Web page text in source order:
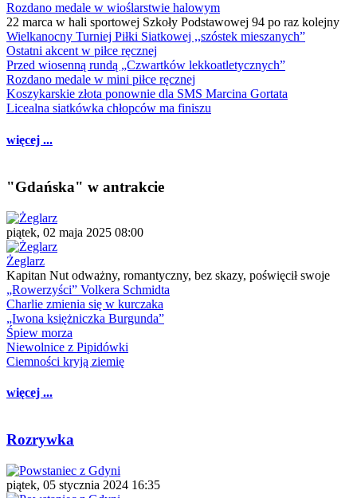
Rozdano medale w wioślarstwie halowym
22 marca w hali sportowej Szkoły Podstawowej 94 po raz kolejny
Wielkanocny Turniej Piłki Siatkowej ,,szóstek mieszanych”
Ostatni akcent w piłce ręcznej
Przed wiosenną rundą „Czwartków lekkoatletycznych”
Rozdano medale w mini piłce ręcznej
Koszykarskie złota ponownie dla SMS Marcina Gortata
Licealna siatkówka chłopców ma finiszu
więcej ...
"Gdańska" w antrakcie
piątek, 02 maja 2025 08:00
Żeglarz
Kapitan Nut odważny, romantyczny, bez skazy, poświęcił swoje
„Rowerzyści” Volkera Schmidta
Charlie zmienia się w kurczaka
„Iwona księżniczka Burgunda”
Śpiew morza
Niewolnice z Pipidówki
Ciemności kryją ziemię
więcej ...
Rozrywka
piątek, 05 stycznia 2024 16:35